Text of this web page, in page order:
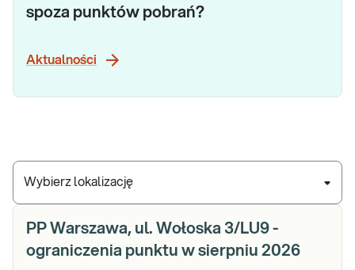
Wybierz lokalizację
spoza punktów pobrań?
Aktualności
PP Warszawa, ul. Wołoska 3/LU9 -
ograniczenia punktu w sierpniu 2026